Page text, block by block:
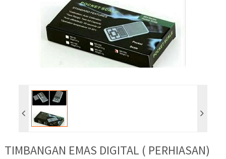
TIMBANGAN EMAS DIGITAL ( PERHIASAN)